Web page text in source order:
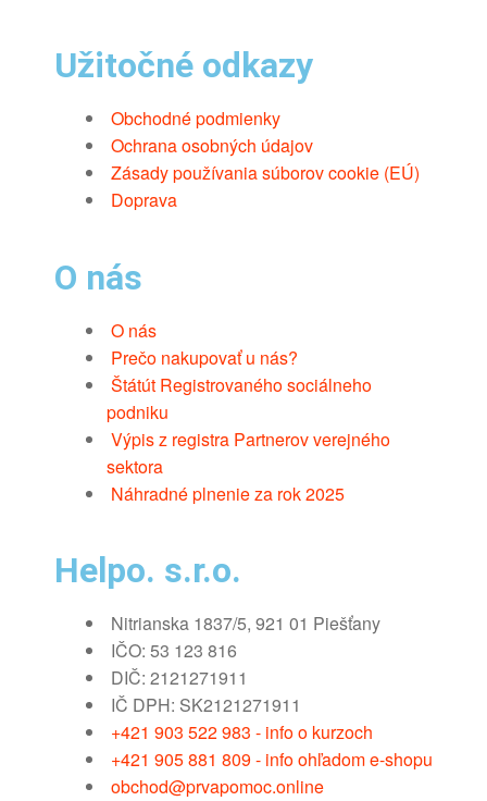
Užitočné odkazy
Obchodné podmienky
Ochrana osobných údajov
Zásady používania súborov cookie (EÚ)
Doprava
O nás
O nás
Prečo nakupovať u nás?
Štátút Registrovaného sociálneho
podniku
Výpis z registra Partnerov verejného
sektora
Náhradné plnenie za rok 2025
Helpo. s.r.o.
Nitrianska 1837/5, 921 01 Piešťany
IČO: 53 123 816
DIČ: 2121271911
IČ DPH: SK2121271911
+421 903 522 983 - info o kurzoch
+421 905 881 809 - info ohľadom e-shopu
obchod@prvapomoc.online